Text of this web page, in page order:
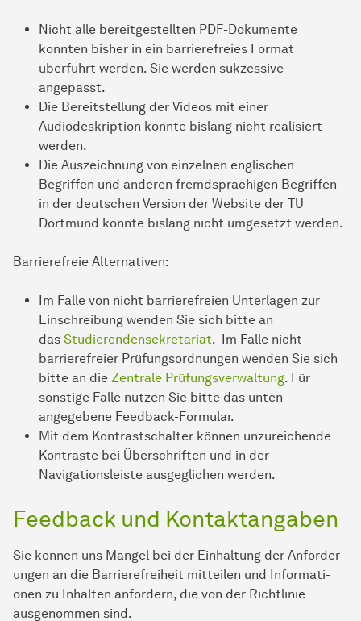
Nicht alle bereitgestellten PDF-Dokumente
konnten bisher in ein barrierefreies Format
überführt werden. Sie werden sukzessive
angepasst.
Die Bereitstellung der Videos mit einer
Audiodeskription konnte bislang nicht realisiert
werden.
Die Auszeichnung von einzelnen englischen
Begriffen und anderen fremdsprachigen Begriffen
in der deutschen Version der Website der TU
Dortmund konnte bislang nicht umgesetzt werden.
Barrierefreie Alternativen:
Im Falle von nicht bar­ri­e­re­frei­en Unterlagen zur
Einschreibung wenden Sie sich bitte an
das Studierenden­sekretariat. Im Falle nicht
barrierefreier Prüfungsordnungen wenden Sie sich
bitte an die Zentrale Prüfungsverwaltung. Für
sonstige Fälle nutzen Sie bitte das unten
angegebene Feedback-Formular.
Mit dem Kontrastschalter können unzureichende
Kontraste bei Überschriften und in der
Navigationsleiste ausgeglichen werden.
Feedback und Kontaktangaben
Sie können uns Mängel bei der Einhaltung der An­for­der­
ungen an die Barrierefreiheit mitteilen und In­for­ma­ti­
onen zu Inhalten anfordern, die von der Richtlinie
ausgenommen sind.